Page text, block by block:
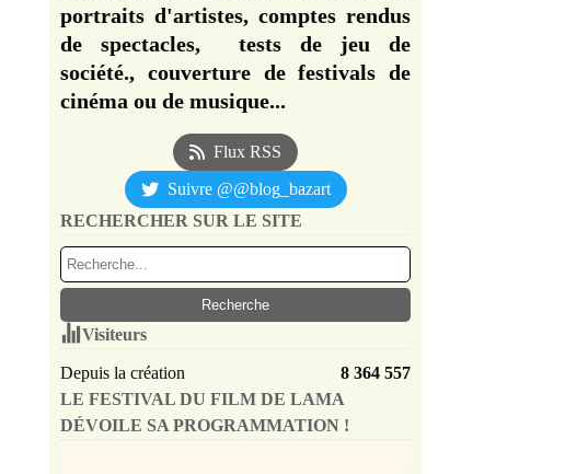
portraits d'artistes, comptes rendus
de spectacles, tests de jeu de
société., couverture de festivals de
cinéma ou de musique...
Flux RSS
Suivre @@blog_bazart
RECHERCHER SUR LE SITE
Visiteurs
Depuis la création
8 364 557
LE FESTIVAL DU FILM DE LAMA
DÉVOILE SA PROGRAMMATION !